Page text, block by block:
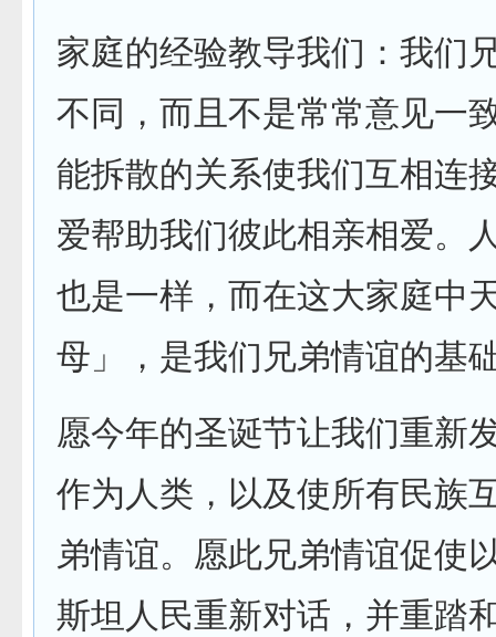
家庭的经验教导我们：我们
不同，而且不是常常意见一
能拆散的关系使我们互相连
爱帮助我们彼此相亲相爱。
也是一样，而在这大家庭中
母」，是我们兄弟情谊的基
愿今年的圣诞节让我们重新
作为人类，以及使所有民族
弟情谊。愿此兄弟情谊促使
斯坦人民重新对话，并重踏